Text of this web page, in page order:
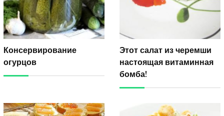
Консервирование
огурцов
Этот салат из черемши
настоящая витаминная
бомба!